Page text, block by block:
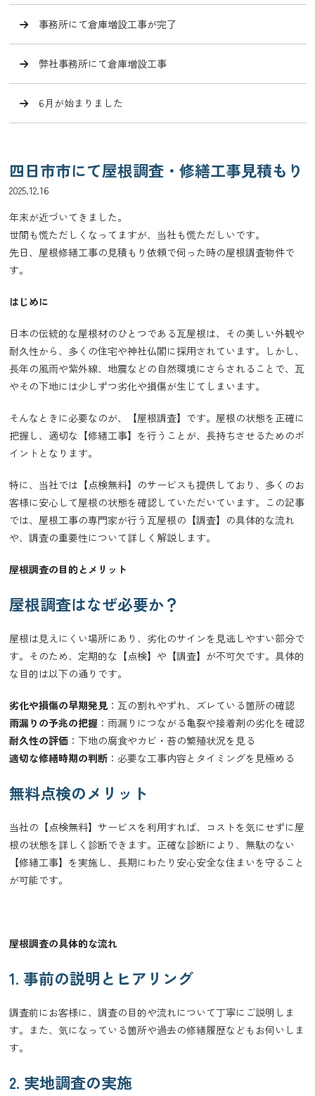
四日市市にて屋根調査・修繕工事見積もり
2025.12.16
年末が近づいてきました。
世間も慌ただしくなってますが、当社も慌ただしいです。
先日、屋根修繕工事の見積もり依頼で伺った時の屋根調査物件で
す。
はじめに
日本の伝統的な屋根材のひとつである瓦屋根は、その美しい外観や
耐久性から、多くの住宅や神社仏閣に採用されています。しかし、
長年の風雨や紫外線、地震などの自然環境にさらされることで、瓦
やその下地には少しずつ劣化や損傷が生じてしまいます。
そんなときに必要なのが、【屋根調査】です。屋根の状態を正確に
把握し、適切な【修繕工事】を行うことが、長持ちさせるためのポ
イントとなります。
特に、当社では【点検無料】のサービスも提供しており、多くのお
客様に安心して屋根の状態を確認していただいています。この記事
では、屋根工事の専門家が行う瓦屋根の【調査】の具体的な流れ
や、調査の重要性について詳しく解説します。
屋根調査の目的とメリット
屋根調査はなぜ必要か？
屋根は見えにくい場所にあり、劣化のサインを見逃しやすい部分で
す。そのため、定期的な【点検】や【調査】が不可欠です。具体的
な目的は以下の通りです。
劣化や損傷の早期発見：瓦の割れやずれ、ズレている箇所の確認
雨漏りの予兆の把握：雨漏りにつながる亀裂や接着剤の劣化を確認
耐久性の評価：下地の腐食やカビ・苔の繁殖状況を見る
適切な修繕時期の判断：必要な工事内容とタイミングを見極める
無料点検のメリット
当社の【点検無料】サービスを利用すれば、コストを気にせずに屋
根の状態を詳しく診断できます。正確な診断により、無駄のない
【修繕工事】を実施し、長期にわたり安心安全な住まいを守ること
が可能です。
屋根調査の具体的な流れ
1. 事前の説明とヒアリング
調査前にお客様に、調査の目的や流れについて丁寧にご説明しま
す。また、気になっている箇所や過去の修繕履歴などもお伺いしま
す。
2. 実地調査の実施
事務所にて倉庫増設工事が完了
弊社事務所にて倉庫増設工事
6月が始まりました